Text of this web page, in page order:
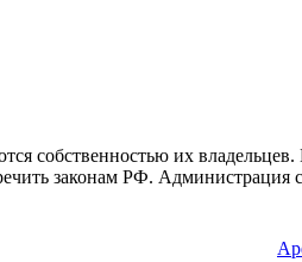
собственностью их
законам РФ. Администрация